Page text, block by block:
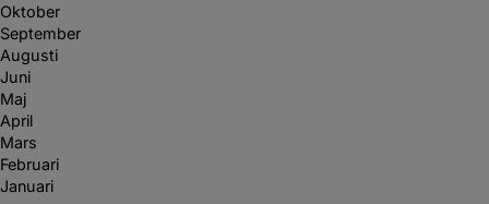
Oktober
September
Augusti
Juni
Maj
April
Mars
Februari
Januari